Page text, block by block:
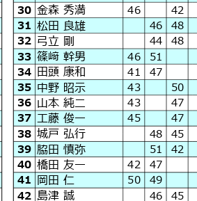
30 金森 秀満 46 42
31 松田 良雄 46 48
32 弓立 剛 44 48
33 篠﨑 幹男 46 51
34 田頭 康和 41 47
35 中野 昭示 43 50
36 山本 純二 43 47
37 工藤 俊一 45 47
38 城戸 弘行 48 45
39 脇田 慎弥 51 42
40 橋田 友一 42 47
41 岡田 仁 50 49
42 島津 誠 46 45